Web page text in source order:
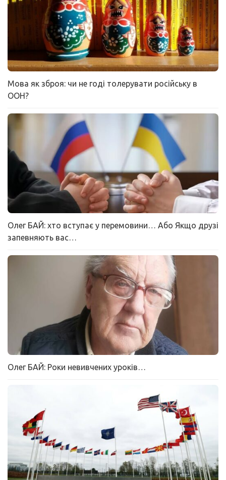
Мова як зброя: чи не годі толерувати російську в
ООН?
Олег БАЙ: хто вступає у перемовини… Або Якщо друзі
запевняють вас…
Олег БАЙ: Роки невивчених уроків…